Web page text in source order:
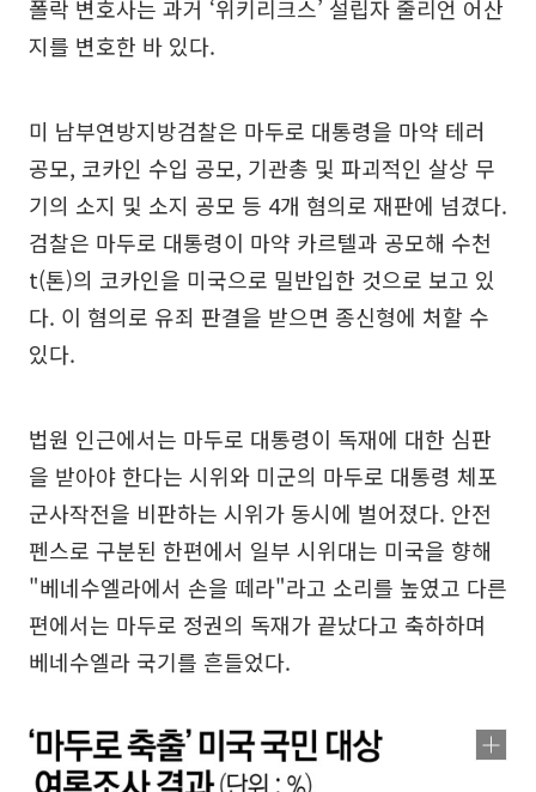
폴락 변호사는 과거 ‘위키리크스’ 설립자 줄리언 어산
지를 변호한 바 있다.
미 남부연방지방검찰은 마두로 대통령을 마약 테러
공모, 코카인 수입 공모, 기관총 및 파괴적인 살상 무
기의 소지 및 소지 공모 등 4개 혐의로 재판에 넘겼다.
검찰은 마두로 대통령이 마약 카르텔과 공모해 수천
t(톤)의 코카인을 미국으로 밀반입한 것으로 보고 있
다. 이 혐의로 유죄 판결을 받으면 종신형에 처할 수
있다.
법원 인근에서는 마두로 대통령이 독재에 대한 심판
을 받아야 한다는 시위와 미군의 마두로 대통령 체포
군사작전을 비판하는 시위가 동시에 벌어졌다. 안전
펜스로 구분된 한편에서 일부 시위대는 미국을 향해
"베네수엘라에서 손을 떼라"라고 소리를 높였고 다른
편에서는 마두로 정권의 독재가 끝났다고 축하하며
베네수엘라 국기를 흔들었다.